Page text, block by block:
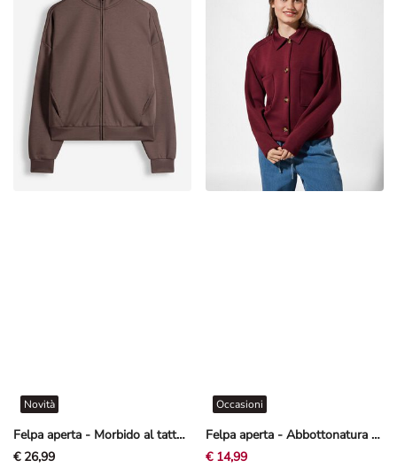
Felpa aperta - Morbido al tatto - Marrone scuro
Novità
€ 26,99
Felpa aperta - Abbottonatura - Rosso scuro
Occasioni
€ 14,99